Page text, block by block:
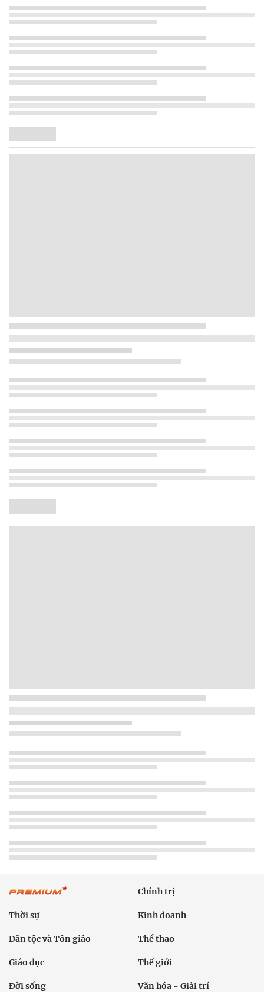
Chính trị
Thời sự Kinh doanh
Dân tộc và Tôn giáo Thể thao
Giáo dục Thế giới
Đời sống Văn hóa - Giải trí